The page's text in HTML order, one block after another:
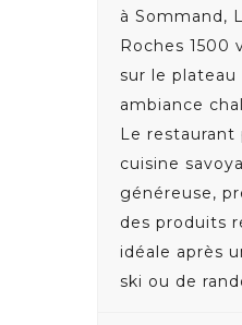
à Sommand,
Roches 1500
sur le plateau
ambiance
Le restaurant
cuisine
généreuse,
des produits
idéale après
ski ou de